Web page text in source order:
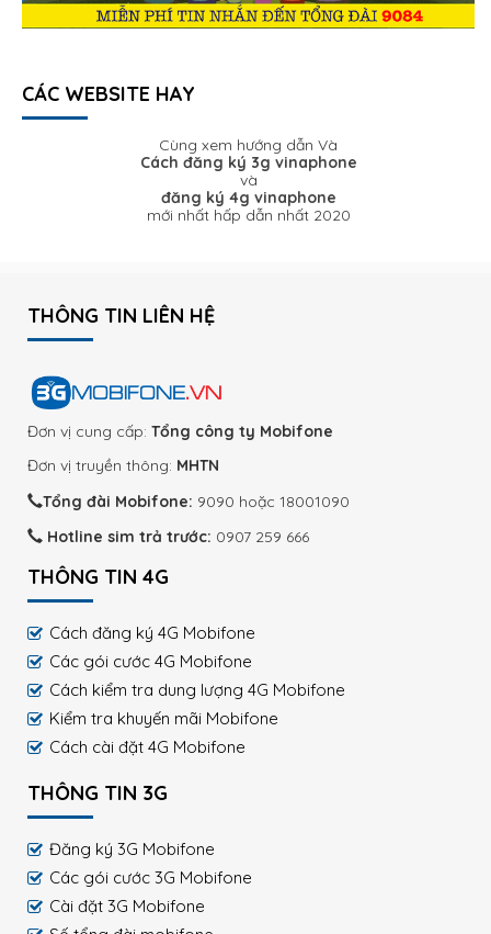
CÁC WEBSITE HAY
Cùng xem hướng dẫn Và
Cách đăng ký 3g vinaphone
và
đăng ký 4g vinaphone
mới nhất hấp dẫn nhất 2020
THÔNG TIN LIÊN HỆ
Đơn vị cung cấp: Tổng công ty Mobifone
Đơn vị truyền thông: MHTN
Tổng đài Mobifone: 9090 hoặc 18001090
Hotline sim trả trước: 0907 259 666
THÔNG TIN 4G
Cách đăng ký 4G Mobifone
Các gói cước 4G Mobifone
Cách kiểm tra dung lượng 4G Mobifone
Kiểm tra khuyến mãi Mobifone
Cách cài đặt 4G Mobifone
THÔNG TIN 3G
Đăng ký 3G Mobifone
Các gói cước 3G Mobifone
Cài đặt 3G Mobifone